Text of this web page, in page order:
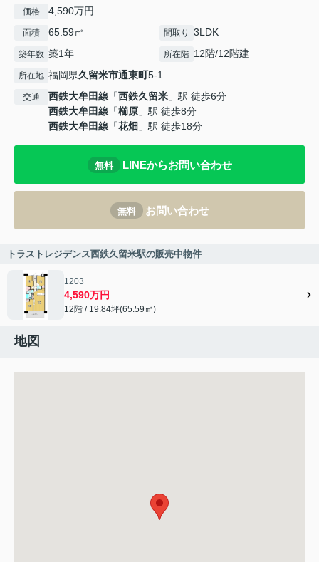
価格 4,590万円
面積 65.59㎡ 間取り 3LDK
築年数 築1年 所在階 12階/12階建
所在地 福岡県久留米市通東町5-1
交通 西鉄大牟田線 「西鉄久留米 」駅 徒歩6分
西鉄大牟田線 「櫛原 」駅 徒歩8分
西鉄大牟田線 「花畑 」駅 徒歩18分
無料 LINEからお問い合わせ
無料 お問い合わせ
トラストレジデンス西鉄久留米駅の販売中物件
1203
4,590万円
12階 / 19.84坪(65.59㎡)
地図